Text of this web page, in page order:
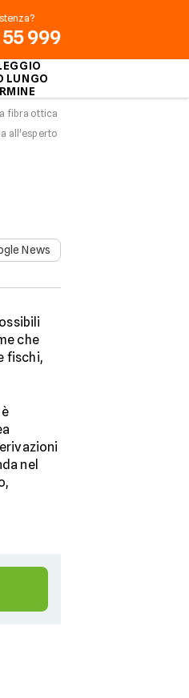
LUNGO
55 999
fibra ottica
all'esperto
News
che
fischi,
nel